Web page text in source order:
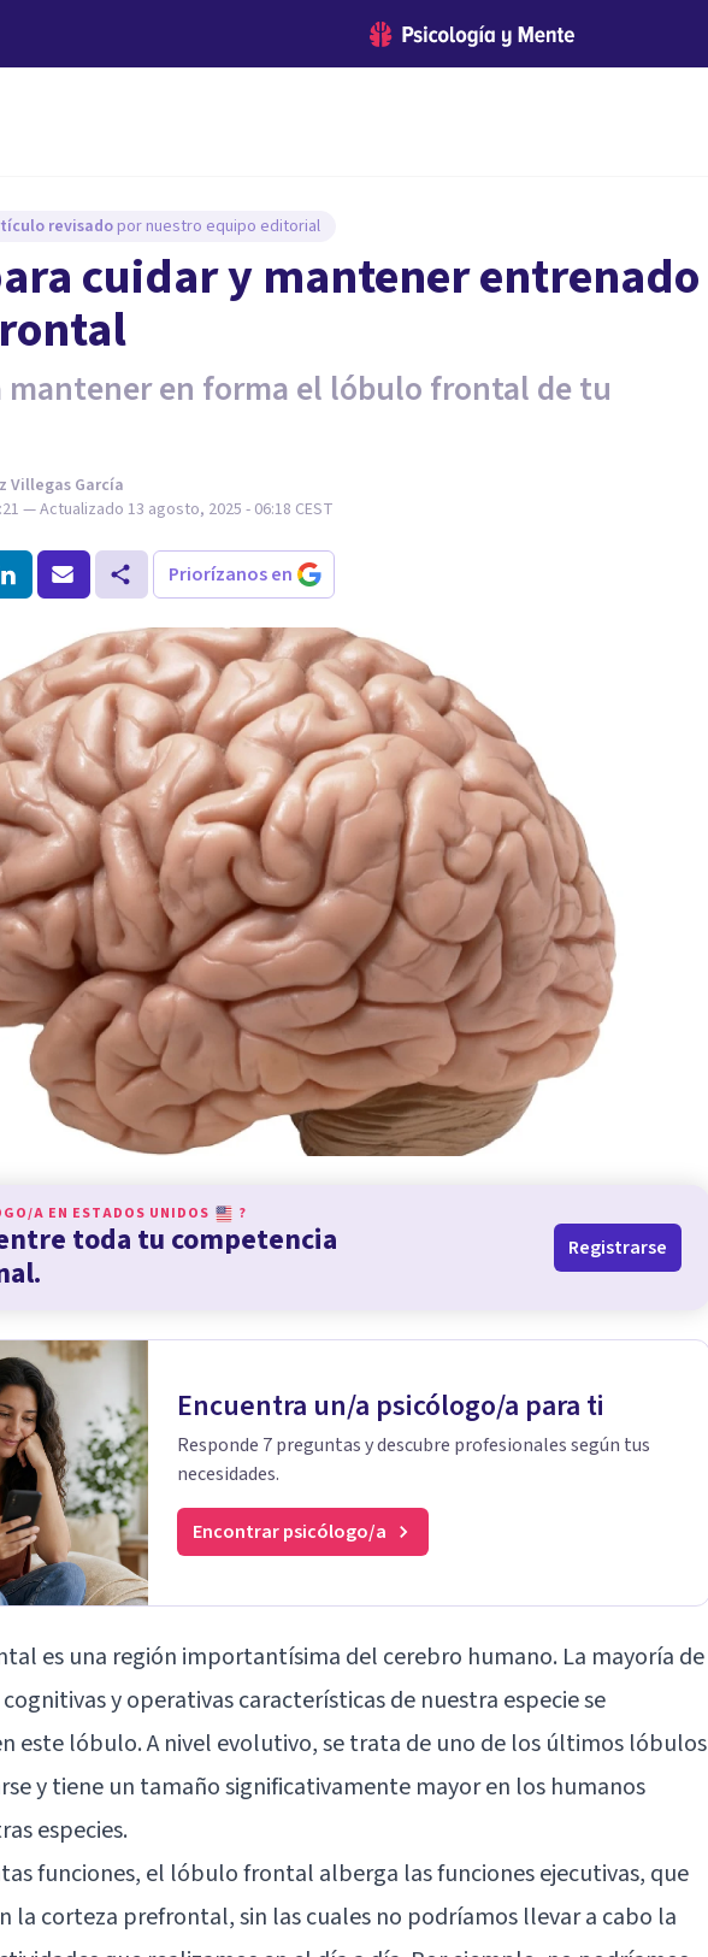
revisado por nuestro equipo editorial
cuidar y mantener entrenado
mantener en forma el lóbulo frontal de tu
Villegas García
— Actualizado 13 agosto, 2025 - 06:18 CEST
Priorízanos en
A EN ESTADOS UNIDOS ?
toda tu competencia
Registrarse
Encuentra un/a psicólogo/a para ti
Responde 7 preguntas y descubre profesionales según tus
necesidades.
Encontrar psicólogo/a
es una región importantísima del cerebro humano. La mayoría de
y operativas características de nuestra especie se
este lóbulo. A nivel evolutivo, se trata de uno de los últimos lóbulos
y tiene un tamaño significativamente mayor en los humanos
especies.
funciones, el lóbulo frontal alberga las funciones ejecutivas, que
la corteza prefrontal, sin las cuales no podríamos llevar a cabo la